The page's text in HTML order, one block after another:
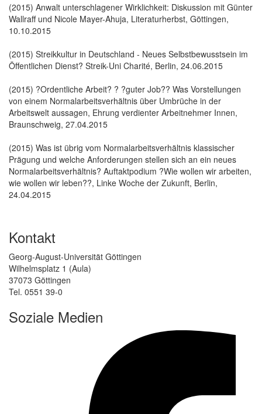
(2015) Anwalt unterschlagener Wirklichkeit: Diskussion mit Günter
Wallraff und Nicole Mayer-Ahuja, Literaturherbst, Göttingen,
10.10.2015
(2015) Streikkultur in Deutschland - Neues Selbstbewusstsein im
Öffentlichen Dienst? Streik-Uni Charité, Berlin, 24.06.2015
(2015) ?Ordentliche Arbeit? ? ?guter Job?? Was Vorstellungen
von einem Normalarbeitsverhältnis über Umbrüche in der
Arbeitswelt aussagen, Ehrung verdienter Arbeitnehmer Innen,
Braunschweig, 27.04.2015
(2015) Was ist übrig vom Normalarbeitsverhältnis klassischer
Prägung und welche Anforderungen stellen sich an ein neues
Normalarbeitsverhältnis? Auftaktpodium ?Wie wollen wir arbeiten,
wie wollen wir leben??, Linke Woche der Zukunft, Berlin,
24.04.2015
Kontakt
Georg-August-Universität Göttingen
Wilhelmsplatz 1 (Aula)
37073 Göttingen
Tel. 0551 39-0
Soziale Medien